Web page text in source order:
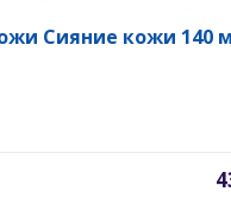
Сияние кожи 140